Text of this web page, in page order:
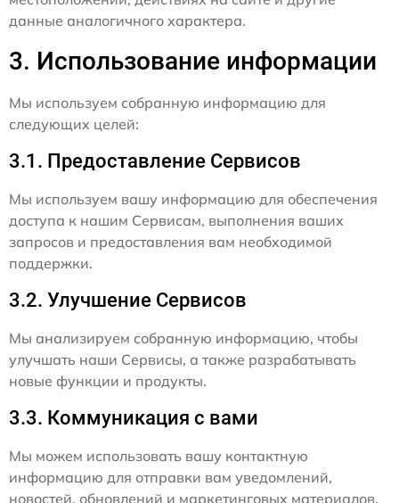
данные аналогичного характера.
3. Использование информации
Мы используем собранную информацию для
следующих целей:
3.1. Предоставление Сервисов
Мы используем вашу информацию для обеспечения
доступа к нашим Сервисам, выполнения ваших
запросов и предоставления вам необходимой
поддержки.
3.2. Улучшение Сервисов
Мы анализируем собранную информацию, чтобы
улучшать наши Сервисы, а также разрабатывать
новые функции и продукты.
3.3. Коммуникация с вами
Мы можем использовать вашу контактную
информацию для отправки вам уведомлений,
новостей, обновлений и маркетинговых материалов,